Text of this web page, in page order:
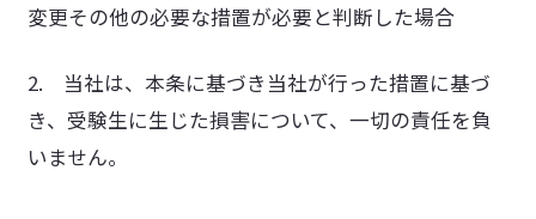
変更その他の必要な措置が必要と判断した場合
2. 当社は、本条に基づき当社が行った措置に基づ
き、受験生に生じた損害について、一切の責任を負
いません。